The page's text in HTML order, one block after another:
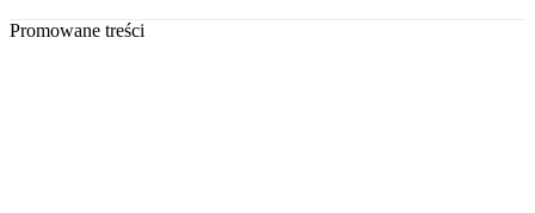
Promowane treści